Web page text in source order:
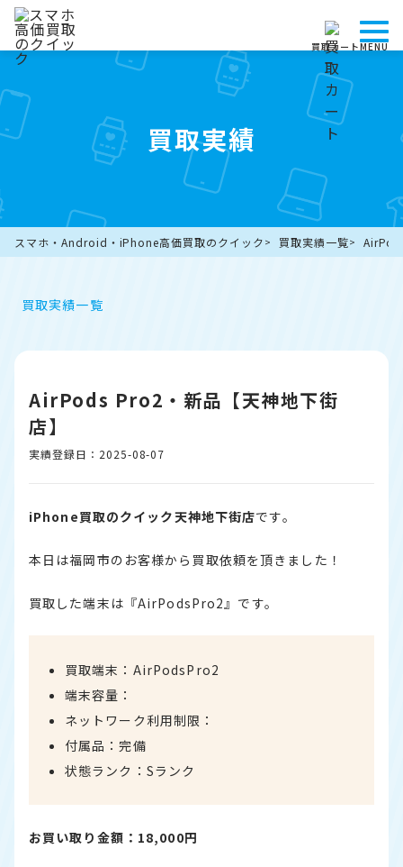
買取カートMENU
買取実績
スマホ・Android・iPhone高価買取のクイック 買取実績一覧
買取実績一覧
AirPods Pro2・新品【天神地下街
店】
実績登録日：2025-08-07
iPhone買取のクイック天神地下街店です。
本日は福岡市のお客様から買取依頼を頂きました！
買取した端末は『AirPodsPro2』です。
買取端末：AirPodsPro2
端末容量：
ネットワーク利用制限：
付属品：完備
状態ランク：Sランク
お買い取り金額：18,000円